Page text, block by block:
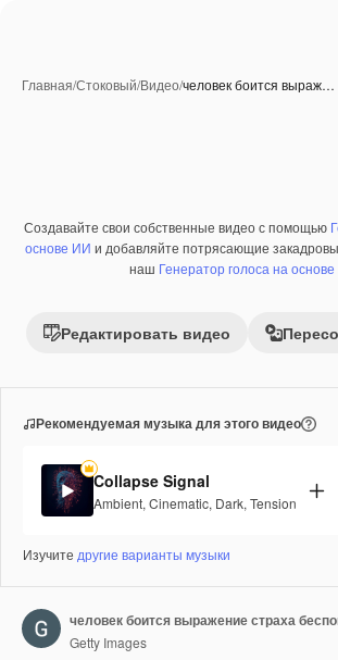
Главная/Стоковый/Видео/человек боится выраж…
Премиум
Создавайте свои собственные видео с помощью
основе ИИ и добавляйте потрясающие
наш Генератор голоса на
Редактировать видео
Рекомендуемая музыка для этого видео
Collapse Signal
Ambient, Cinematic, Dark, Tension
Изучите другие варианты музыки
человек боится выражение страха
Getty Images